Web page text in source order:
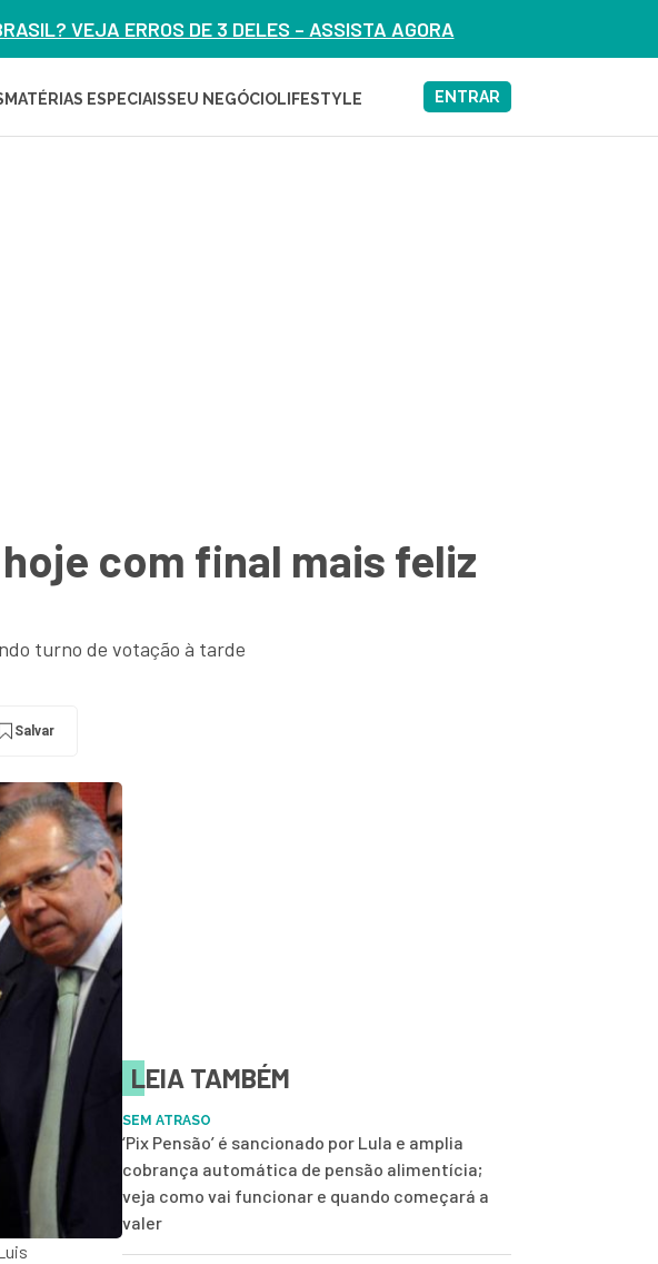
VEJA ERROS DE 3 DELES – ASSISTA AGORA
MATÉRIAS ESPECIAISSEU NEGÓCIOLIFESTYLE ENTRAR
com final mais feliz
turno de votação à tarde
Salvar
LEIA TAMBÉM
SEM ATRASO
‘Pix Pensão’ é sancionado por Lula e amplia
cobrança automática de pensão alimentícia;
veja como vai funcionar e quando começará a
valer